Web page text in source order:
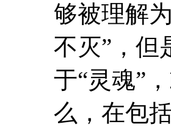
够被理解
不灭”，但
于“灵魂”
么，在包